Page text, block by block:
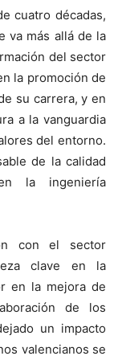
cuatro décadas,
va más allá de la
del sector
la promoción de
su carrera, y en
a la vanguardia
del entorno.
de la calidad
la ingeniería
con el sector
clave en la
en la mejora de
de los
un impacto
valencianos se